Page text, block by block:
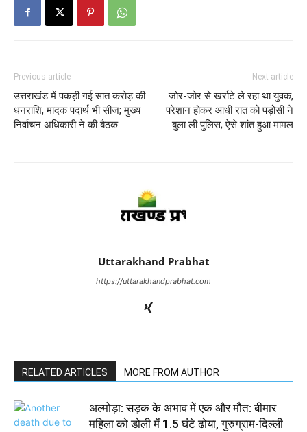
Previous article
उत्तराखंड में पकड़ी गई सात करोड़ की
धनराशि, मादक पदार्थ भी सीज; मुख्य
निर्वाचन अधिकारी ने की बैठक
Next article
जोर-जोर से खर्राटे ले रहा था युवक,
परेशान होकर आधी रात को पड़ोसी ने
बुला ली पुलिस; ऐसे शांत हुआ मामल
Uttarakhand Prabhat
https://uttarakhandprabhat.com
RELATED ARTICLES MORE FROM AUTHOR
अल्मोड़ा: सड़क के अभाव में एक और मौत: बीमार
महिला को डोली में 1.5 घंटे ढोया, गुरुग्राम-दिल्ली